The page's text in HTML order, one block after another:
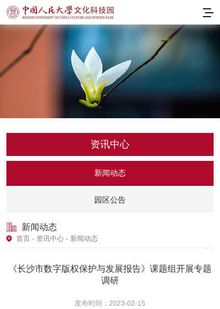
资讯中心
新闻动态
园区公告
新闻动态
首页 - 资讯中心 - 新闻动态
《长沙市数字版权保护与发展报告》课题组开展专题
调研
发布时间：2023-02-15